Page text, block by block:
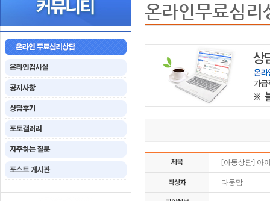
온라인무료심리
[아동상담] 아
다둥맘